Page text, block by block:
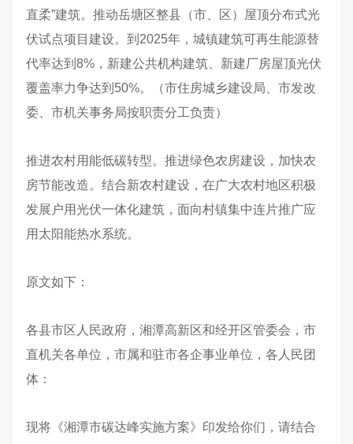
直柔”建筑。推动岳塘区整县（市、区）屋顶分布式光
伏试点项目建设。到2025年，城镇建筑可再生能源替
代率达到8%，新建公共机构建筑、新建厂房屋顶光伏
覆盖率力争达到50%。（市住房城乡建设局、市发改
委、市机关事务局按职责分工负责）
推进农村用能低碳转型。推进绿色农房建设，加快农
房节能改造。结合新农村建设，在广大农村地区积极
发展户用光伏一体化建筑，面向村镇集中连片推广应
用太阳能热水系统。
原文如下：
各县市区人民政府，湘潭高新区和经开区管委会，市
直机关各单位，市属和驻市各企事业单位，各人民团
体：
现将《湘潭市碳达峰实施方案》印发给你们，请结合